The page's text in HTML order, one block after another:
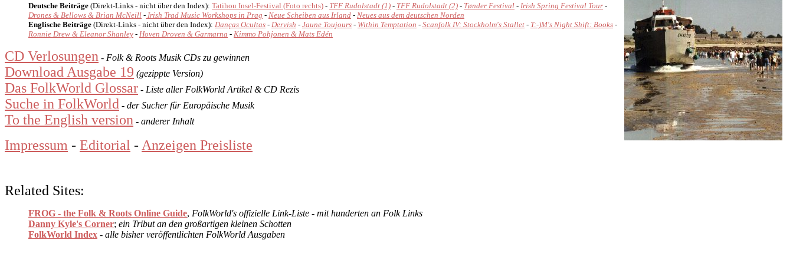
Deutsche Beiträge (Direkt-Links - nicht über den Index): Tatihou Insel-Festival (Foto rechts) - TFF Rudolstadt (1) - TFF Rudolstadt (2) - Tønder Festival - Irish Spring Festival Tour -
Drones & Bellows & Brian McNeill - Irish Trad Music Workshops in Prag - Neue Scheiben aus Irland - Neues aus dem deutschen Norden
Englische Beiträge (Direkt-Links - nicht über den Index): Danças Ocultas - Dervish - Jaune Toujours - Within Temptation - Scanfolk IV: Stockholm's Stallet - T:-)M's Night Shift: Books -
Ronnie Drew & Eleanor Shanley - Hoven Droven & Garmarna - Kimmo Pohjonen & Mats Edén
CD Verlosungen - Folk & Roots Musik CDs zu gewinnen
Download Ausgabe 19 (gezippte Version)
Das FolkWorld Glossar - Liste aller FolkWorld Artikel & CD Rezis
Suche in FolkWorld - der Sucher für Europäische Musik
To the English version - anderer Inhalt
Impressum - Editorial - Anzeigen Preisliste
Related Sites:
FROG - the Folk & Roots Online Guide, FolkWorld's offizielle Link-Liste - mit hunderten an Folk Links
Danny Kyle's Corner; ein Tribut an den großartigen kleinen Schotten
FolkWorld Index - alle bisher veröffentlichten FolkWorld Ausgaben